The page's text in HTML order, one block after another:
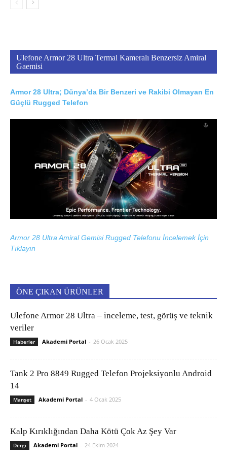
Ulefone Armor 28 Ultra Termal Kameralı Benzersiz Amiral
Gaemisi
Armor 28 Ultra; Dünya’da Bir Benzeri ve Rakibi Olmayan En
Güçlü Rugged Telefon
Armor 28 Ultra Amiral Gemisi Rugged Telefonu İncelemek İçin
Tıklayın
ÖNE ÇIKAN ÜRÜNLER
Ulefone Armor 28 Ultra – inceleme, test, görüş ve teknik
veriler
Haberler Akademi Portal - 26 Ocak 2025
Tank 2 Pro 8849 Rugged Telefon Projeksiyonlu Android
14
Manşet Akademi Portal - 4 Ocak 2025
Kalp Kırıklığından Daha Kötü Çok Az Şey Var
Dergi Akademi Portal - 24 Ekim 2024